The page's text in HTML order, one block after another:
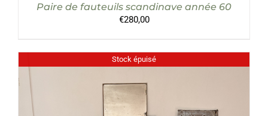
Paire de fauteuils scandinave année 60
€280,00
Stock épuisé